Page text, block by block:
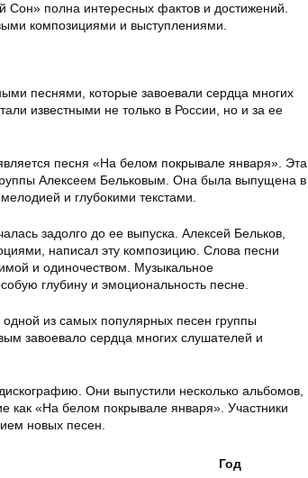
Сон» полна интересных фактов и достижений.
композициями и выступлениями.
песнями, которые завоевали сердца многих
известными не только в России, но и за ее
песня «На белом покрывале января». Эта
Алексеем Бельковым. Она была выпущена в
и глубокими текстами.
задолго до ее выпуска. Алексей Бельков,
написал эту композицию. Слова песни
и одиночеством. Музыкальное
глубину и эмоциональность песне.
из самых популярных песен группы
завоевало сердца многих слушателей и
Они выпустили несколько альбомов,
как «На белом покрывале января». Участники
новых песен.
Год